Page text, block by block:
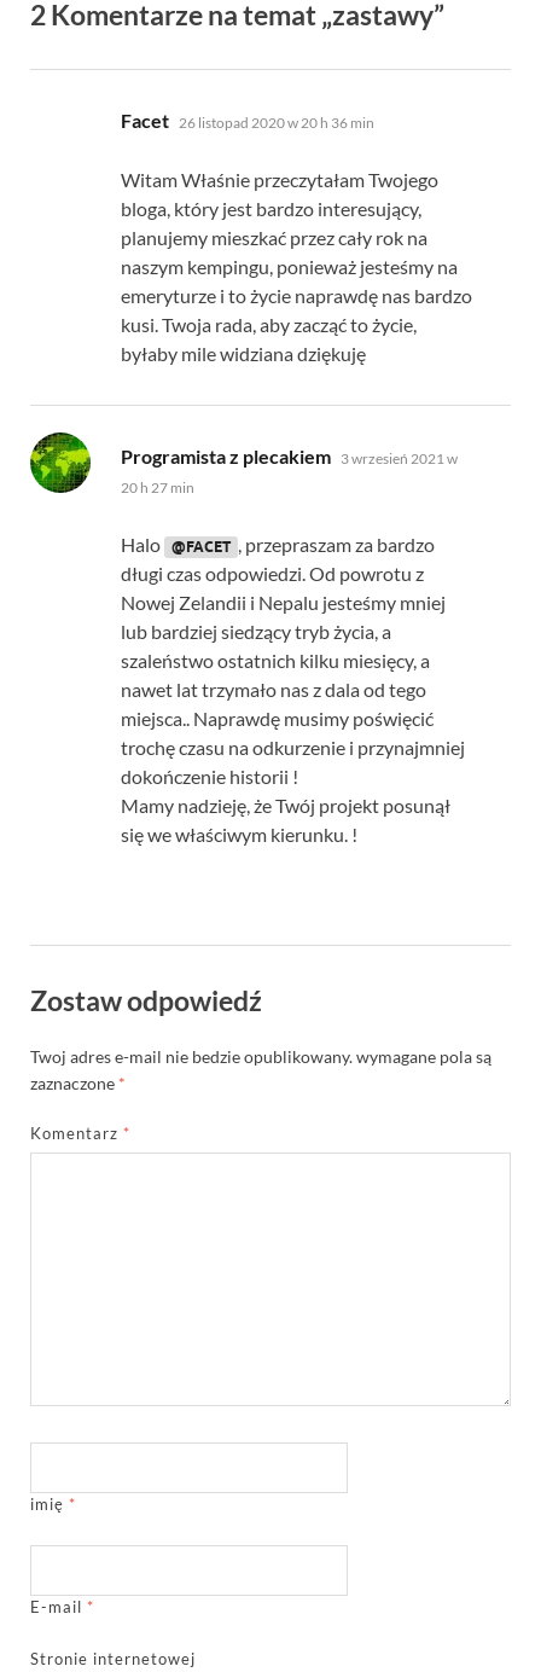
2 Komentarze na temat „zastawy”
Facet mówi:
26 listopad 2020 w 20 h 36 min
Witam Właśnie przeczytałam Twojego
bloga, który jest bardzo interesujący,
planujemy mieszkać przez cały rok na
naszym kempingu, ponieważ jesteśmy na
emeryturze i to życie naprawdę nas bardzo
kusi. Twoja rada, aby zacząć to życie,
byłaby mile widziana dziękuję
Programista z plecakiem mówi:
3 wrzesień 2021 w
20 h 27 min
Halo @FACET , przepraszam za bardzo
długi czas odpowiedzi. Od powrotu z
Nowej Zelandii i Nepalu jesteśmy mniej
lub bardziej siedzący tryb życia, a
szaleństwo ostatnich kilku miesięcy, a
nawet lat trzymało nas z dala od tego
miejsca.. Naprawdę musimy poświęcić
trochę czasu na odkurzenie i przynajmniej
dokończenie historii !
Mamy nadzieję, że Twój projekt posunął
się we właściwym kierunku. !
Zostaw odpowiedź
Twoj adres e-mail nie bedzie opublikowany.wymagane pola są
zaznaczone *
Komentarz *
imię *
E-mail *
Stronie internetowej